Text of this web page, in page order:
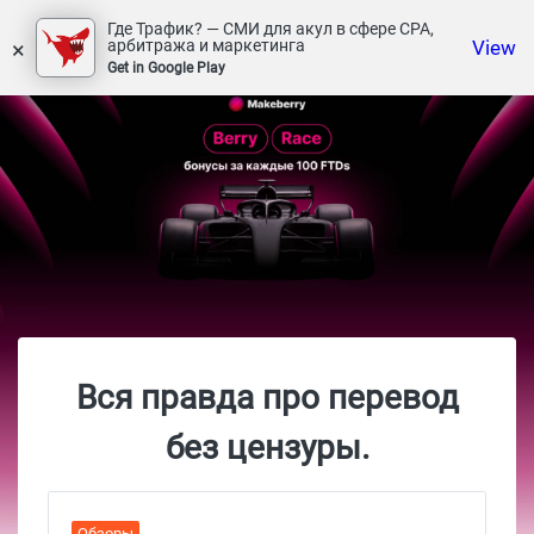
×
Где Трафик? — СМИ для акул в сфере СРА,
арбитража и маркетинга
Get in Google Play
View
Вся правда про перевод
без цензуры.